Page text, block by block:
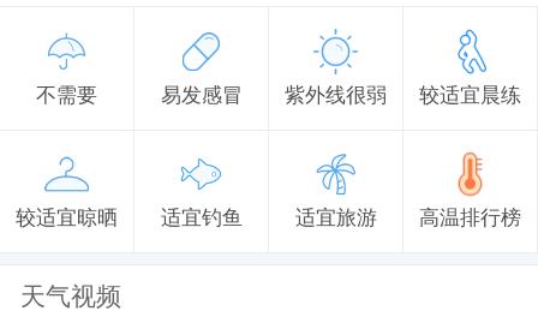
不需要 易发感冒 紫外线很弱 较适宜晨练
较适宜晾晒 适宜钓鱼 适宜旅游 高温排行榜
天气视频